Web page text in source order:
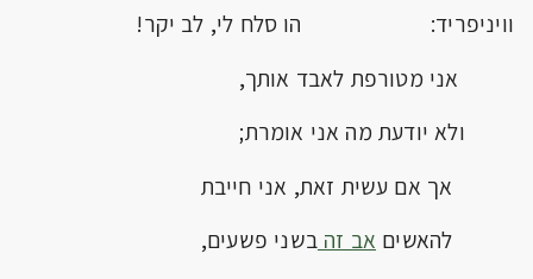
וויניפריד: הו סלח לי, לב יקר!
אני מטורפת לאבד אותך,
ולא יודעת מה אני אומרת;
אך אם עשית זאת, אני חייבת
להאשים אב זהבשני פשעים,